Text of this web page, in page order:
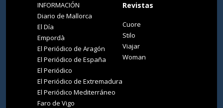
INFORMACIÓN
Diario de Mallorca
El Día
Empordà
El Periódico de Aragón
El Periódico de España
El Periódico
El Periódico de Extremadura
El Periódico Mediterráneo
Faro de Vigo
Revistas
Cuore
Stilo
Viajar
Woman